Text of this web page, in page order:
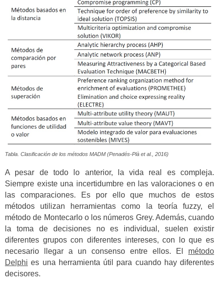
Tabla. Clasificación de los métodos MADM (Penadés-Plà et al., 2016)
A pesar de todo lo anterior, la vida real es compleja.
Siempre existe una incertidumbre en las valoraciones o en
las comparaciones. Es por ello que muchos de estos
métodos utilizan herramientas como la teoría fuzzy, el
método de Montecarlo o los números Grey. Además, cuando
la toma de decisiones no es individual, suelen existir
diferentes grupos con diferentes intereses, con lo que es
necesario llegar a un consenso entre ellos. El método
Delphi es una herramienta útil para cuando hay diferentes
decisores.